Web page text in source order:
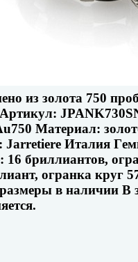
из золота 750
Материал:
Jarretiere Италия
16 бриллиантов,
огранка круг
в наличии В